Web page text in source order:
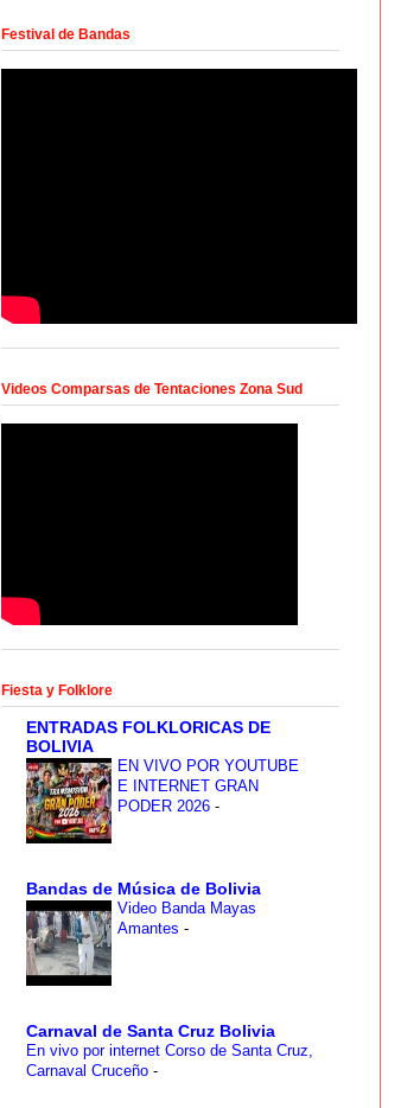
Festival de Bandas
Videos Comparsas de Tentaciones Zona Sud
Fiesta y Folklore
ENTRADAS FOLKLORICAS DE
BOLIVIA
EN VIVO POR YOUTUBE
E INTERNET GRAN
PODER 2026 -
Bandas de Música de Bolivia
Video Banda Mayas
Amantes -
Carnaval de Santa Cruz Bolivia
En vivo por internet Corso de Santa Cruz,
Carnaval Cruceño -